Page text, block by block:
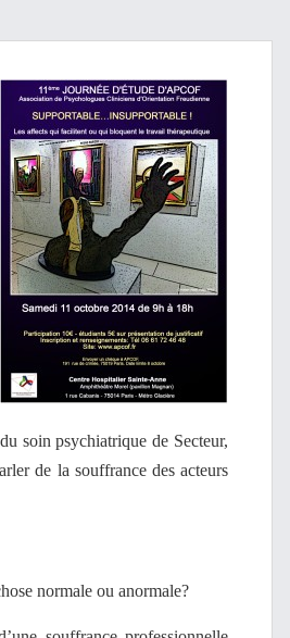
soin psychiatrique de Secteur,
de la souffrance des acteurs
normale ou anormale?